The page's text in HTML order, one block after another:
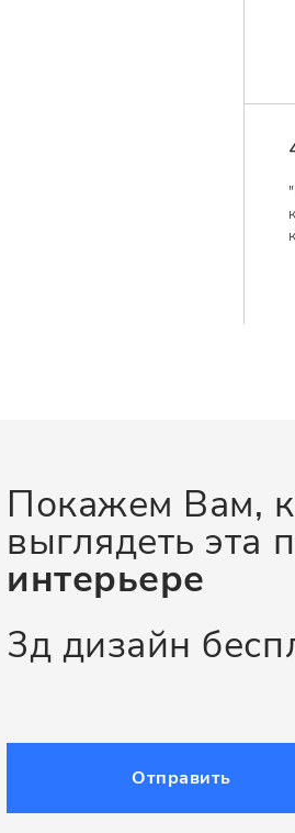
Покажем Вам,
выглядеть эта
интерьере
3д дизайн
Отправить